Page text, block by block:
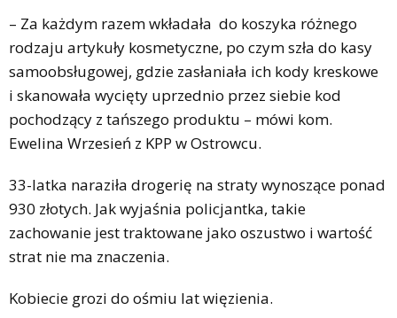
– Za każdym razem wkładała do koszyka różnego
rodzaju artykuły kosmetyczne, po czym szła do kasy
samoobsługowej, gdzie zasłaniała ich kody kreskowe
i skanowała wycięty uprzednio przez siebie kod
pochodzący z tańszego produktu – mówi kom.
Ewelina Wrzesień z KPP w Ostrowcu.
33-latka naraziła drogerię na straty wynoszące ponad
930 złotych. Jak wyjaśnia policjantka, takie
zachowanie jest traktowane jako oszustwo i wartość
strat nie ma znaczenia.
Kobiecie grozi do ośmiu lat więzienia.